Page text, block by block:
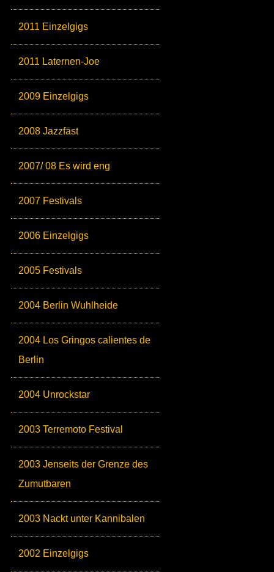
2011 Einzelgigs
2011 Laternen-Joe
2009 Einzelgigs
2008 Jazzfäst
2007/ 08 Es wird eng
2007 Festivals
2006 Einzelgigs
2005 Festivals
2004 Berlin Wuhlheide
2004 Los Gringos calientes de
Berlin
2004 Unrockstar
2003 Terremoto Festival
2003 Jenseits der Grenze des
Zumutbaren
2003 Nackt unter Kannibalen
2002 Einzelgigs